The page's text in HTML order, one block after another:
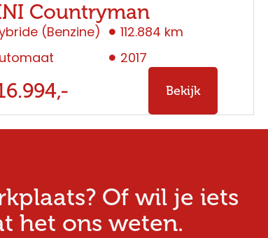
Countryman
(Benzine)
112.884 km
2017
Bekijk
Of wil je iets
het ons weten.